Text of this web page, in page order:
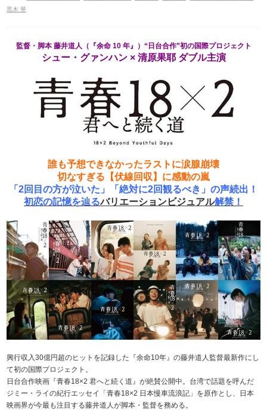
黒木 華
監督・脚本 藤井道人（『余命 10 年』）“日台合作”初の国際プロジェクト
シュー・グァンハン × 清原果耶 ダブル主演
誰も予想できなかったラストに涙腺崩壊
切なすぎる【伏線回収】に感動の嵐
「2回目の方が泣いた」「絶対に2回観るべき」の声続出！
初恋の記憶を辿るバリエーションビジュアル解禁！
興行収入30億円超のヒットを記録した『余命10年』の藤井道人監督最新作にし
て初の国際プロジェクト。
日台合作映画『青春18×2 君へと続く道』が絶賛公開中。台湾で話題を呼んだ
ジミー・ライの紀行エッセイ「青春18×2 日本慢車流浪記」を原作とし、日本
映画界が今最も注目する藤井道人が脚本・監督を務める。